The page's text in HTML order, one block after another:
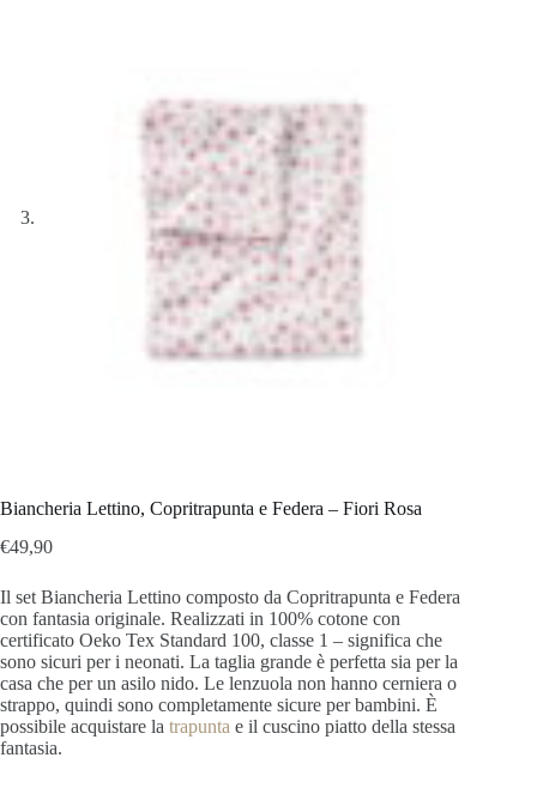
Biancheria Lettino, Copritrapunta e Federa – Fiori Rosa
€49,90
Il set Biancheria Lettino composto da Copritrapunta e Federa
con fantasia originale. Realizzati in 100% cotone con
certificato Oeko Tex Standard 100, classe 1 – significa che
sono sicuri per i neonati. La taglia grande è perfetta sia per la
casa che per un asilo nido. Le lenzuola non hanno cerniera o
strappo, quindi sono completamente sicure per bambini. È
possibile acquistare la trapunta e il cuscino piatto della stessa
fantasia.